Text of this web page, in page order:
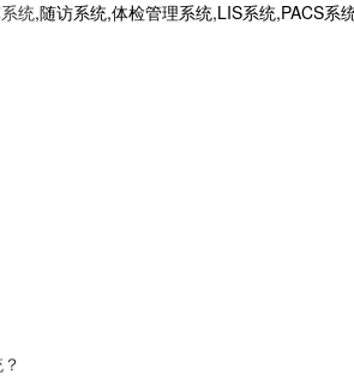
统,随访系统,体检管理系统,LIS系统,PACS系